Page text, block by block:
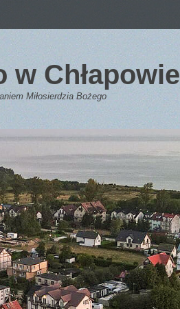
w Chłapowie
Miłosierdzia Bożego